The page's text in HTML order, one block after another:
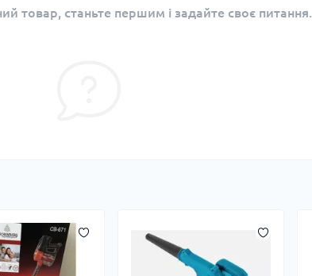
товар, станьте першим і задайте своє питання.